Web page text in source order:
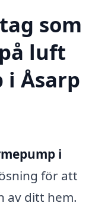
som
luft
Åsarp
i
för att
av ditt hem.